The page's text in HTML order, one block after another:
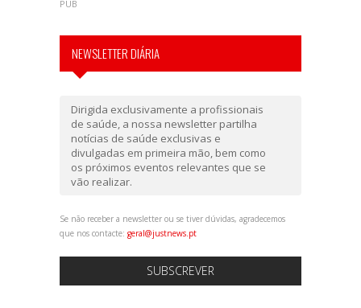
PUB
NEWSLETTER DIÁRIA
Dirigida exclusivamente a profissionais
de saúde, a nossa newsletter partilha
notícias de saúde exclusivas e
divulgadas em primeira mão, bem como
os próximos eventos relevantes que se
vão realizar.
Se não receber a newsletter ou se tiver dúvidas, agradecemos
que nos contacte: geral@justnews.pt
SUBSCREVER